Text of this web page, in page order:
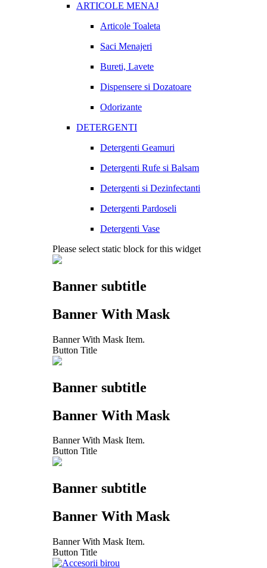
ARTICOLE MENAJ
Articole Toaleta
Saci Menajeri
Bureti, Lavete
Dispensere si Dozatoare
Odorizante
DETERGENTI
Detergenti Geamuri
Detergenti Rufe si Balsam
Detergenti si Dezinfectanti
Detergenti Pardoseli
Detergenti Vase
Please select static block for this widget
Banner subtitle
Banner With Mask
Banner With Mask Item.
Button Title
Banner subtitle
Banner With Mask
Banner With Mask Item.
Button Title
Banner subtitle
Banner With Mask
Banner With Mask Item.
Button Title